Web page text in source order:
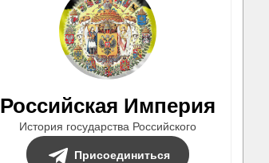
Российская Империя
История государства Российского
Присоединиться